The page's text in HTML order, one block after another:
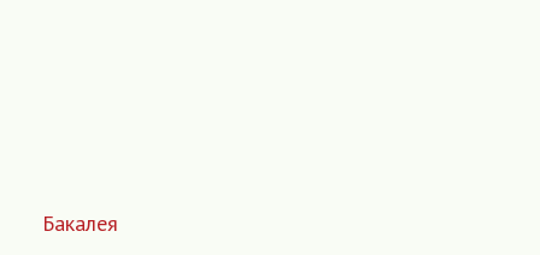
Бакалея